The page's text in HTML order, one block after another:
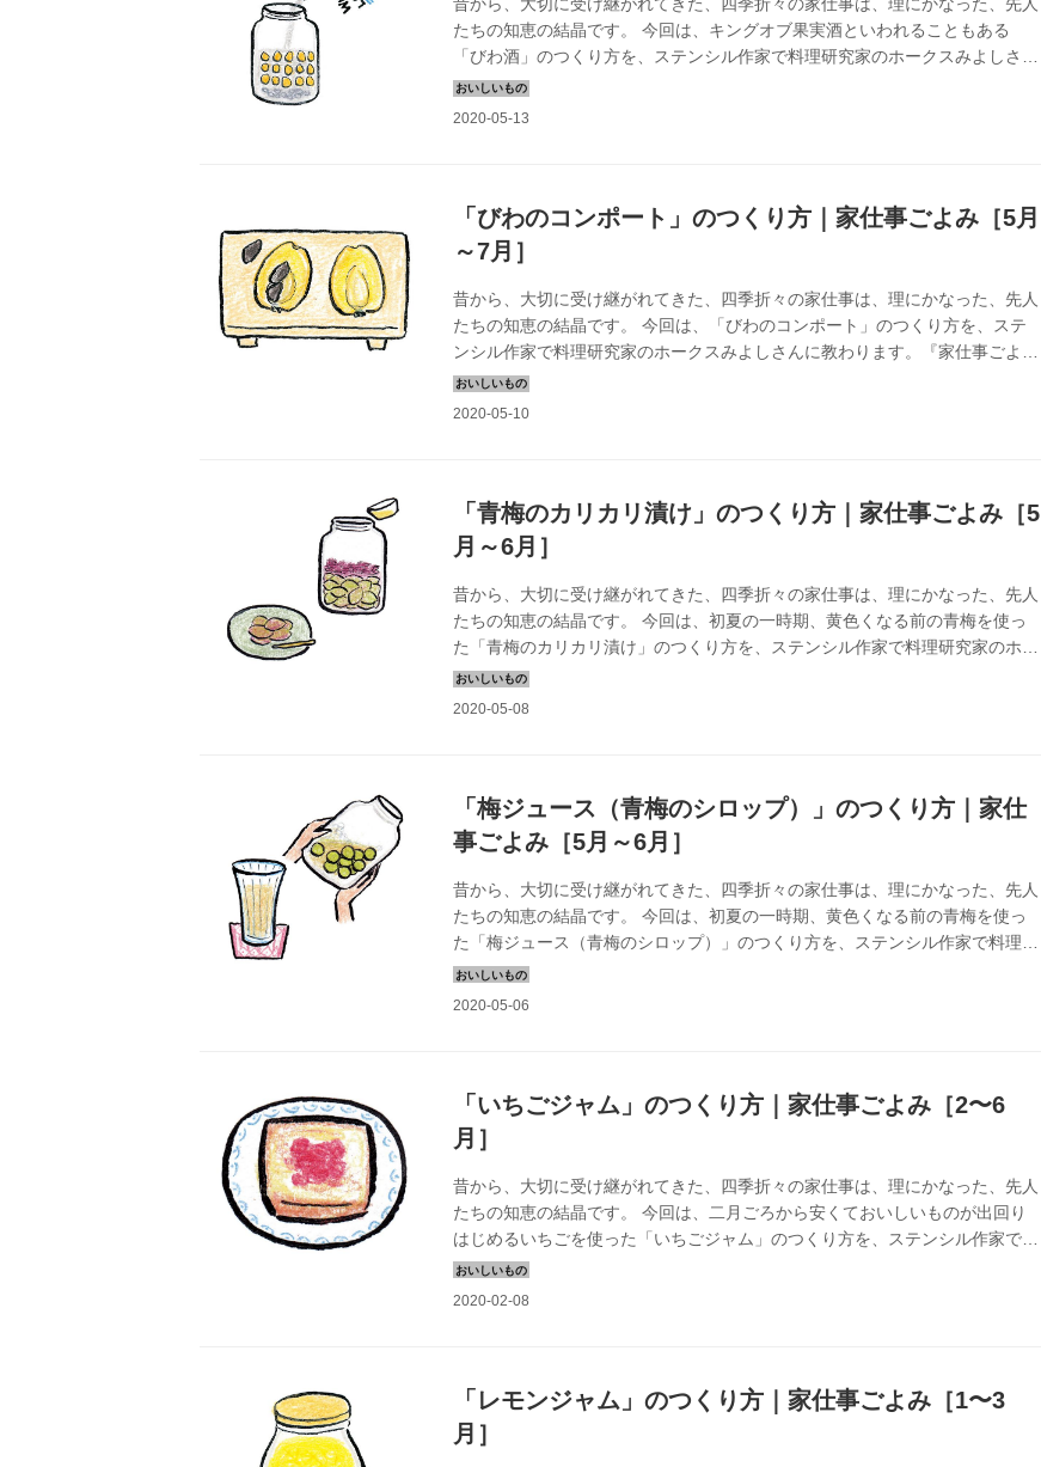
たちの知恵の結晶です。 今回は、キングオブ果実酒といわれることもある
「びわ酒」のつくり方を、ステンシル作家で料理研究家のホークスみよしさん
に教わります。『家仕事ごよみ』より
「びわのコンポート」のつくり方｜家仕事ごよみ［5月
～7月］
昔から、大切に受け継がれてきた、四季折々の家仕事は、理にかなった、先人
たちの知恵の結晶です。 今回は、「びわのコンポート」のつくり方を、ステ
ンシル作家で料理研究家のホークスみよしさんに教わります。『家仕事ごよ
み』より
「青梅のカリカリ漬け」のつくり方｜家仕事ごよみ［5
月～6月］
昔から、大切に受け継がれてきた、四季折々の家仕事は、理にかなった、先人
たちの知恵の結晶です。 今回は、初夏の一時期、黄色くなる前の青梅を使っ
た「青梅のカリカリ漬け」のつくり方を、ステンシル作家で料理研究家のホー
クスみよしさんに教わります。『家仕事ごよみ』より
「梅ジュース（青梅のシロップ）」のつくり方｜家仕
事ごよみ［5月～6月］
昔から、大切に受け継がれてきた、四季折々の家仕事は、理にかなった、先人
たちの知恵の結晶です。 今回は、初夏の一時期、黄色くなる前の青梅を使っ
た「梅ジュース（青梅のシロップ）」のつくり方を、ステンシル作家で料理研
究家のホークスみよしさんに教わります。『家仕事ごよみ』より
「いちごジャム」のつくり方｜家仕事ごよみ［2〜6
月］
昔から、大切に受け継がれてきた、四季折々の家仕事は、理にかなった、先人
たちの知恵の結晶です。 今回は、二月ごろから安くておいしいものが出回り
はじめるいちごを使った「いちごジャム」のつくり方を、ステンシル作家で料
理研究家のホークスみよしさんに教わります。 『家仕事ごよみ』より いちご
ジャム 二月から六月 いちごは、ハウス栽培の技術や品種改良がなされ、十二
あるものがいちばん適しています...
「レモンジャム」のつくり方｜家仕事ごよみ［1〜3
月］